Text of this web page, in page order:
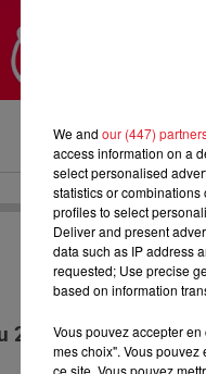
20.05.2025
We and our (447)
access information on a
select personalised
statistics or
profiles to select
Deliver and present
data such as IP address
requested; Use precise
based on information
Vous pouvez accepter
mes choix". Vous
ce site. Vous pouvez